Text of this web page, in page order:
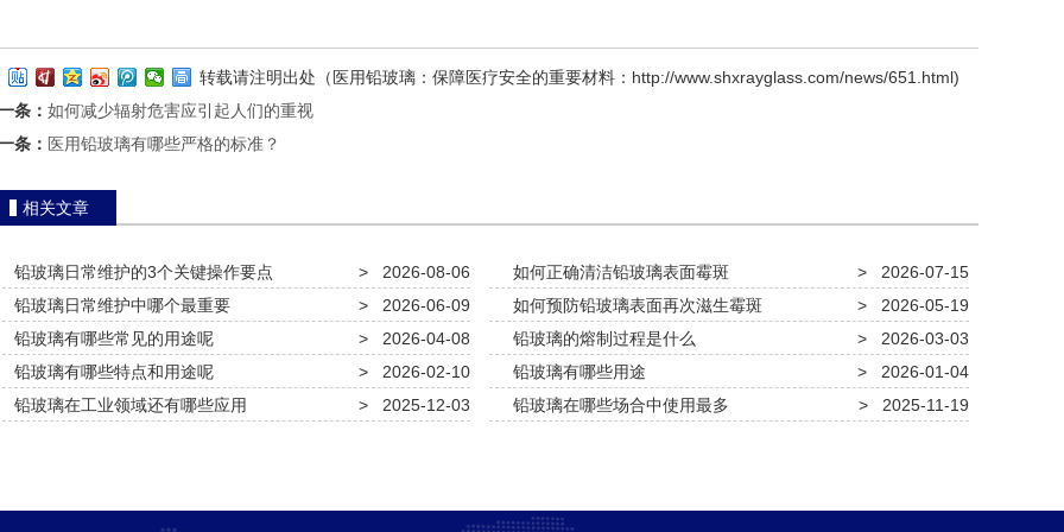
转载请注明出处（医用铅玻璃：保障医疗安全的重要材料： http://www.shxrayglass.com/news/651.html)
条： 如何减少辐射危害应引起人们的重视
条： 医用铅玻璃有哪些严格的标准？
相关文章
2026-08-06
>
铅玻璃日常维护的3个关键操作要点 2026-07-15
>
如何正确清洁铅玻璃表面霉斑
2026-06-09
>
铅玻璃日常维护中哪个最重要 2026-05-19
>
如何预防铅玻璃表面再次滋生霉斑
2026-04-08
>
铅玻璃有哪些常见的用途呢 2026-03-03
>
铅玻璃的熔制过程是什么
2026-02-10
>
铅玻璃有哪些特点和用途呢 2026-01-04
>
铅玻璃有哪些用途
2025-12-03
>
铅玻璃在工业领域还有哪些应用 2025-11-19
>
铅玻璃在哪些场合中使用最多